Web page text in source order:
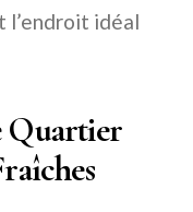
l’endroit idéal
Quartier